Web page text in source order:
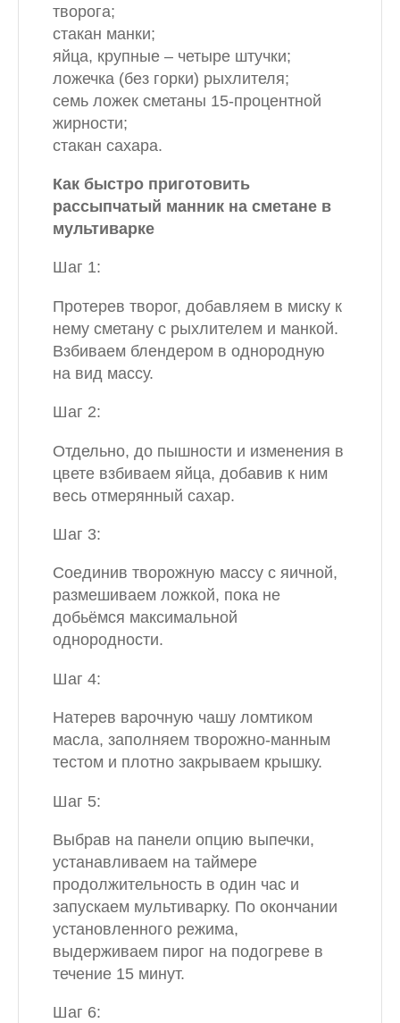
творога;
стакан манки;
яйца, крупные – четыре штучки;
ложечка (без горки) рыхлителя;
семь ложек сметаны 15-процентной
жирности;
стакан сахара.
Как быстро приготовить
рассыпчатый манник на сметане в
мультиварке
Шаг 1:
Протерев творог, добавляем в миску к
нему сметану с рыхлителем и манкой.
Взбиваем блендером в однородную
на вид массу.
Шаг 2:
Отдельно, до пышности и изменения в
цвете взбиваем яйца, добавив к ним
весь отмерянный сахар.
Шаг 3:
Соединив творожную массу с яичной,
размешиваем ложкой, пока не
добьёмся максимальной
однородности.
Шаг 4:
Натерев варочную чашу ломтиком
масла, заполняем творожно-манным
тестом и плотно закрываем крышку.
Шаг 5:
Выбрав на панели опцию выпечки,
устанавливаем на таймере
продолжительность в один час и
запускаем мультиварку. По окончании
установленного режима,
выдерживаем пирог на подогреве в
течение 15 минут.
Шаг 6: